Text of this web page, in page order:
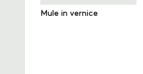
Mule in vernice